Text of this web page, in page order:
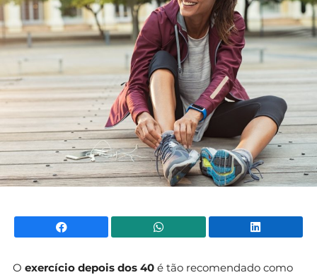
Facebook WhatsApp
O exercício depois dos 40 é tão recomendado como